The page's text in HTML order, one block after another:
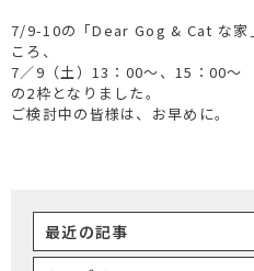
7/9-10の「Dear Gog & Cat な家
ころ、
7／9（土）13：00〜、15：00〜
の2枠となりました。
ご検討中の皆様は、お早めに。
最近の記事